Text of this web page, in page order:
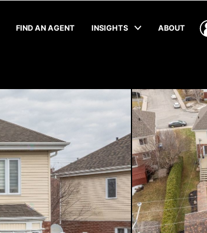
FIND AN AGENT INSIGHTS ABOUT